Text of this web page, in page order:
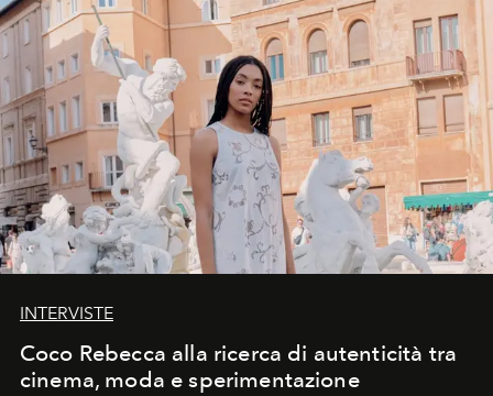
INTERVISTE
Coco Rebecca alla ricerca di autenticità tra
cinema, moda e sperimentazione